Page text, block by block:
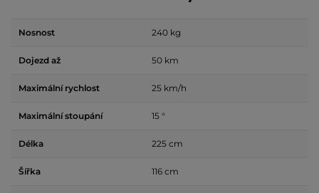
Nosnost 240 kg
Dojezd až 50 km
Maximální rychlost 25 km/h
Maximální stoupání 15 °
Délka 225 cm
Šířka 116 cm